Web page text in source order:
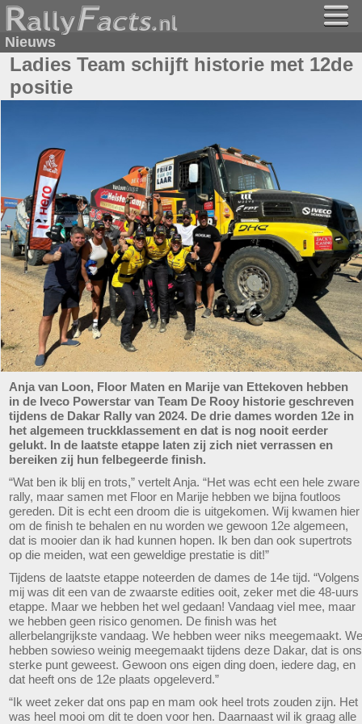
Nieuws
Ladies Team schijft historie met 12de
positie
Anja van Loon, Floor Maten en Marije van Ettekoven hebben
in de Iveco Powerstar van Team De Rooy historie geschreven
tijdens de Dakar Rally van 2024. De drie dames worden 12e in
het algemeen truckklassement en dat is nog nooit eerder
gelukt. In de laatste etappe laten zij zich niet verrassen en
bereiken zij hun felbegeerde finish.
“Wat ben ik blij en trots,” vertelt Anja. “Het was echt een hele zware
rally, maar samen met Floor en Marije hebben we bijna foutloos
gereden. Dit is echt een droom die is uitgekomen. Wij kwamen hier
om de finish te behalen en nu worden we gewoon 12e algemeen,
dat is mooier dan ik had kunnen hopen. Ik ben dan ook supertrots
op die meiden, wat een geweldige prestatie is dit!”
Tijdens de laatste etappe noteerden de dames de 14e tijd. “Volgens
mij was dit een van de zwaarste edities ooit, zeker met die 48-uurs
etappe. Maar we hebben het wel gedaan! Vandaag viel mee, maar
we hebben geen risico genomen. De finish was het
allerbelangrijkste vandaag. We hebben weer niks meegemaakt. We
hebben sowieso weinig meegemaakt tijdens deze Dakar, dat is ons
sterke punt geweest. Gewoon ons eigen ding doen, iedere dag, en
dat heeft ons de 12e plaats opgeleverd.”
“Ik weet zeker dat ons pap en mam ook heel trots zouden zijn. Het
was heel mooi om dit te doen voor hen. Daarnaast wil ik graag alle